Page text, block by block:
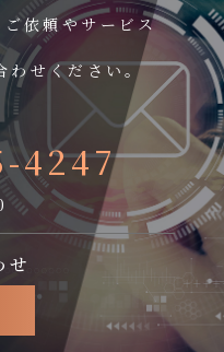
依頼やサービス
わせください。
4247
せ